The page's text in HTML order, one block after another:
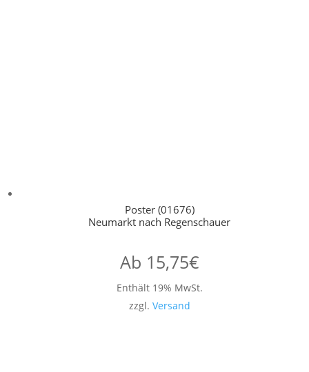
Poster (01676)
Neumarkt nach Regenschauer
Ab 15,75€
Enthält 19% MwSt.
zzgl. Versand